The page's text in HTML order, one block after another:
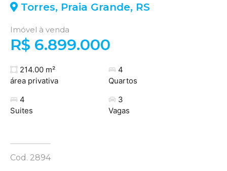
Torres, Praia Grande, RS
Imóvel à venda
R$ 6.899.000
214.00 m²
área privativa
4
Quartos
4
Suites
3
Vagas
Cod. 2894